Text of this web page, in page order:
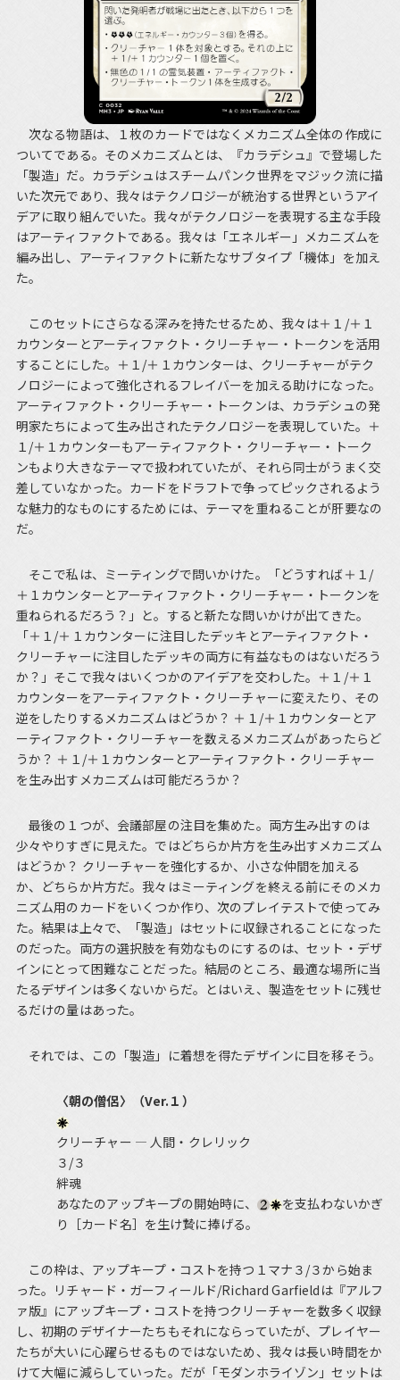
次なる物語は、１枚のカードではなくメカニズム全体の作成に
ついてである。そのメカニズムとは、『カラデシュ』で登場した
「製造」だ。カラデシュはスチームパンク世界をマジック流に描
いた次元であり、我々はテクノロジーが統治する世界というアイ
デアに取り組んでいた。我々がテクノロジーを表現する主な手段
はアーティファクトである。我々は「エネルギー」メカニズムを
編み出し、アーティファクトに新たなサブタイプ「機体」を加え
た。
このセットにさらなる深みを持たせるため、我々は＋１/＋１
カウンターとアーティファクト・クリーチャー・トークンを活用
することにした。＋１/＋１カウンターは、クリーチャーがテク
ノロジーによって強化されるフレイバーを加える助けになった。
アーティファクト・クリーチャー・トークンは、カラデシュの発
明家たちによって生み出されたテクノロジーを表現していた。＋
１/＋１カウンターもアーティファクト・クリーチャー・トーク
ンもより大きなテーマで扱われていたが、それら同士がうまく交
差していなかった。カードをドラフトで争ってピックされるよう
な魅力的なものにするためには、テーマを重ねることが肝要なの
だ。
そこで私は、ミーティングで問いかけた。「どうすれば＋１/
＋１カウンターとアーティファクト・クリーチャー・トークンを
重ねられるだろう？」と。すると新たな問いかけが出てきた。
「＋１/＋１カウンターに注目したデッキとアーティファクト・
クリーチャーに注目したデッキの両方に有益なものはないだろう
か？」そこで我々はいくつかのアイデアを交わした。＋１/＋１
カウンターをアーティファクト・クリーチャーに変えたり、その
逆をしたりするメカニズムはどうか？ ＋１/＋１カウンターとア
ーティファクト・クリーチャーを数えるメカニズムがあったらど
うか？ ＋１/＋１カウンターとアーティファクト・クリーチャー
を生み出すメカニズムは可能だろうか？
最後の１つが、会議部屋の注目を集めた。両方生み出すのは
少々やりすぎに見えた。ではどちらか片方を生み出すメカニズム
はどうか？ クリーチャーを強化するか、小さな仲間を加える
か、どちらか片方だ。我々はミーティングを終える前にそのメカ
ニズム用のカードをいくつか作り、次のプレイテストで使ってみ
た。結果は上々で、「製造」はセットに収録されることになった
のだった。両方の選択肢を有効なものにするのは、セット・デザ
インにとって困難なことだった。結局のところ、最適な場所に当
たるデザインは多くないからだ。とはいえ、製造をセットに残せ
るだけの量はあった。
それでは、この「製造」に着想を得たデザインに目を移そう。
〈朝の僧侶〉（Ver.１）
クリーチャー ― 人間・クレリック
３/３
絆魂
あなたのアップキープの開始時に、
を支払わないかぎ
り［カード名］を生け贄に捧げる。
この枠は、アップキープ・コストを持つ１マナ３/３から始ま
った。リチャード・ガーフィールド/Richard Garfieldは『アルフ
ァ版』にアップキープ・コストを持つクリーチャーを数多く収録
し、初期のデザイナーたちもそれにならっていたが、プレイヤー
たちが大いに心躍らせるものではないため、我々は長い時間をか
けて大幅に減らしていった。だが「モダンホライゾン」セットは